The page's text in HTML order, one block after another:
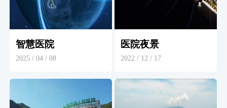
智慧医院
2025 / 04 / 08
医院夜景
2022 / 12 / 17